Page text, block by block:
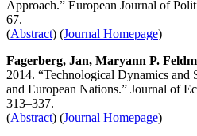
Approach.” European Journal of
67.
(Abstract) (Journal Homepage)
Fagerberg, Jan, Maryann P.
2014. “Technological Dynamics and
and European Nations.” Journal of
313–337.
(Abstract) (Journal Homepage)